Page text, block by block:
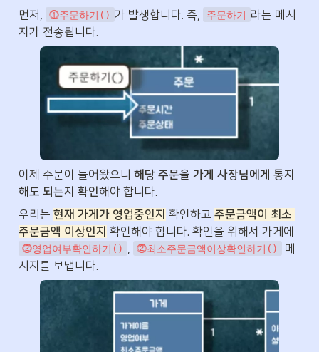
먼저, ⓵주문하기() 가 발생합니다. 즉, 주문하기 라는 메시
지가 전송됩니다.
이제 주문이 들어왔으니 해당 주문을 가게 사장님에게 통지
해도 되는지 확인해야 합니다.
우리는 현재 가게가 영업중인지 확인하고 주문금액이 최소
주문금액 이상인지
⓶영업여부확인하기() ⓶최소주문금액이상확인하기()
메
시지를 보냅니다.